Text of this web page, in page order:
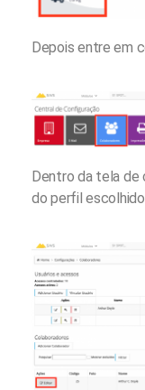
Depois entre em
Dentro da tela de
do perfil